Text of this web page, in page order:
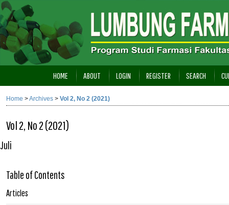
HOME ABOUT LOGIN REGISTER SEARCH
Home >Archives > Vol 2, No 2 (2021)
Vol 2, No 2 (2021)
Juli
Table of Contents
Articles